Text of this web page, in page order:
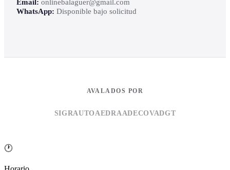
WhatsApp: Disponible bajo solicitud
AVALADOS POR
SIGRAUTOAEDRAADECOVADGT
🕐